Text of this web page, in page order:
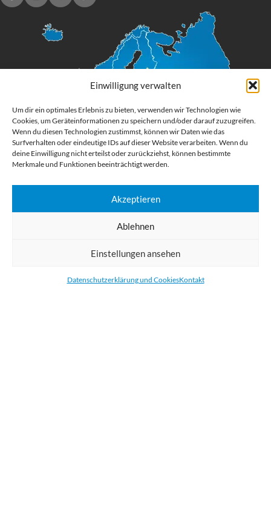
Einwilligung verwalten
Um dir ein optimales Erlebnis zu bieten, verwenden wir Technologien wie
Cookies, um Geräteinformationen zu speichern und/oder darauf zuzugreifen.
Wenn du diesen Technologien zustimmst, können wir Daten wie das
Surfverhalten oder eindeutige IDs auf dieser Website verarbeiten. Wenn du
deine Einwilligung nicht erteilst oder zurückziehst, können bestimmte
Merkmale und Funktionen beeinträchtigt werden.
Akzeptieren
Ablehnen
Einstellungen ansehen
Datenschutzerklärung und CookiesKontakt
Digital Großformatdruck
Bestellen Sie gedruckte Werbemittel online für Ihr Unternehmen. Wir
und Aufkleber. Wir liefern unsere Druckprodukte Deutschland,